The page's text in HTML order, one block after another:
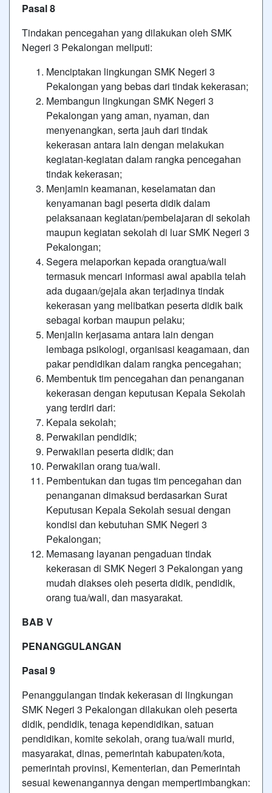
Pasal 8
Tindakan pencegahan yang dilakukan oleh SMK
Negeri 3 Pekalongan meliputi:
Menciptakan lingkungan SMK Negeri 3
Pekalongan yang bebas dari tindak kekerasan;
Membangun lingkungan SMK Negeri 3
Pekalongan yang aman, nyaman, dan
menyenangkan, serta jauh dari tindak
kekerasan antara lain dengan melakukan
kegiatan-kegiatan dalam rangka pencegahan
tindak kekerasan;
Menjamin keamanan, keselamatan dan
kenyamanan bagi peserta didik dalam
pelaksanaan kegiatan/pembelajaran di sekolah
maupun kegiatan sekolah di luar SMK Negeri 3
Pekalongan;
Segera melaporkan kepada orangtua/wali
termasuk mencari informasi awal apabila telah
ada dugaan/gejala akan terjadinya tindak
kekerasan yang melibatkan peserta didik baik
sebagai korban maupun pelaku;
Menjalin kerjasama antara lain dengan
lembaga psikologi, organisasi keagamaan, dan
pakar pendidikan dalam rangka pencegahan;
Membentuk tim pencegahan dan penanganan
kekerasan dengan keputusan Kepala Sekolah
yang terdiri dari:
Kepala sekolah;
Perwakilan pendidik;
Perwakilan peserta didik; dan
Perwakilan orang tua/wali.
Pembentukan dan tugas tim pencegahan dan
penanganan dimaksud berdasarkan Surat
Keputusan Kepala Sekolah sesuai dengan
kondisi dan kebutuhan SMK Negeri 3
Pekalongan;
Memasang layanan pengaduan tindak
kekerasan di SMK Negeri 3 Pekalongan yang
mudah diakses oleh peserta didik, pendidik,
orang tua/wali, dan masyarakat.
BAB V
PENANGGULANGAN
Pasal 9
Penanggulangan tindak kekerasan di lingkungan
SMK Negeri 3 Pekalongan dilakukan oleh peserta
didik, pendidik, tenaga kependidikan, satuan
pendidikan, komite sekolah, orang tua/wali murid,
masyarakat, dinas, pemerintah kabupaten/kota,
pemerintah provinsi, Kementerian, dan Pemerintah
sesuai kewenangannya dengan mempertimbangkan: